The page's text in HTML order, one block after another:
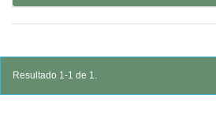
Resultado 1-1 de 1.